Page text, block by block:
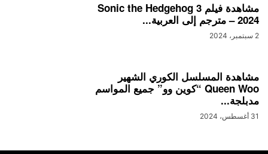
مشاهدة فيلم Sonic the Hedgehog 3
– 2024 مترجم إلى العربية...
2 سبتمبر، 2024
مشاهدة المسلسل الكوري الشهير
Queen Woo “كوين وو” جميع المواسم
مدبلجة...
31 أغسطس، 2024